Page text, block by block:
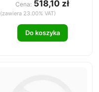
Cena: 518,10 zł
(zawiera 23.00% VAT)
Do koszyka